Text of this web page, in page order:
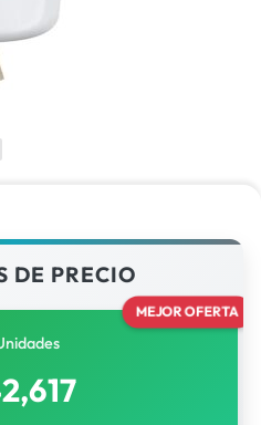
DE PRECIO
MEJOR OFERTA